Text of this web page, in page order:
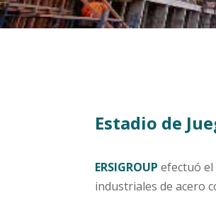
Estadio de
ERSIGROUP efectuó
industriales de acero